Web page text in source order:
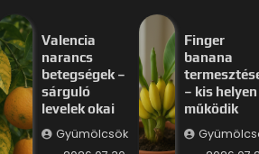
Valencia
narancs
betegségek –
sárguló
levelek okai
Gyümölcsök
Finger
banana
– kis
működik